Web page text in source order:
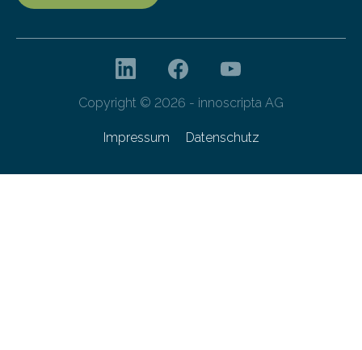
Copyright © 2026 - innoscripta AG
Impressum Datenschutz